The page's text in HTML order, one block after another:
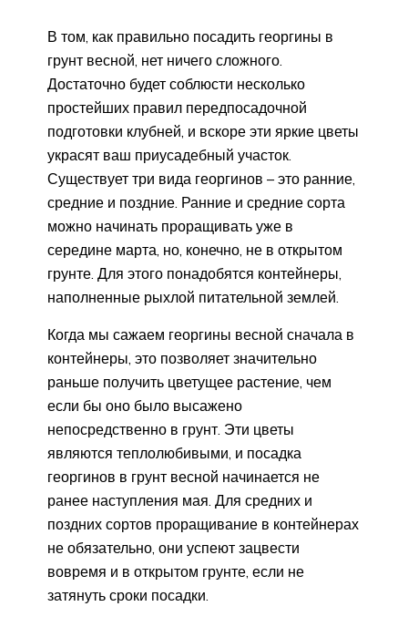
В том, как правильно посадить георгины в
грунт весной, нет ничего сложного.
Достаточно будет соблюсти несколько
простейших правил передпосадочной
подготовки клубней, и вскоре эти яркие цветы
украсят ваш приусадебный участок.
Существует три вида георгинов – это ранние,
средние и поздние. Ранние и средние сорта
можно начинать проращивать уже в
середине марта, но, конечно, не в открытом
грунте. Для этого понадобятся контейнеры,
наполненные рыхлой питательной землей.
Когда мы сажаем георгины весной сначала в
контейнеры, это позволяет значительно
раньше получить цветущее растение, чем
если бы оно было высажено
непосредственно в грунт. Эти цветы
являются теплолюбивыми, и посадка
георгинов в грунт весной начинается не
ранее наступления мая. Для средних и
поздних сортов проращивание в контейнерах
не обязательно, они успеют зацвести
вовремя и в открытом грунте, если не
затянуть сроки посадки.